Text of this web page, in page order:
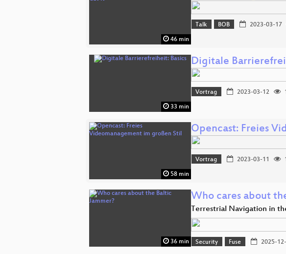
46 min
Talk BOB 2023-03-17
33 min
Digitale
Vortrag 2023-03-12
58 min
Opencast: Freies
Vortrag 2023-03-11
36 min
Who cares about
Terrestrial Navigation in
Security Fuse 2025-